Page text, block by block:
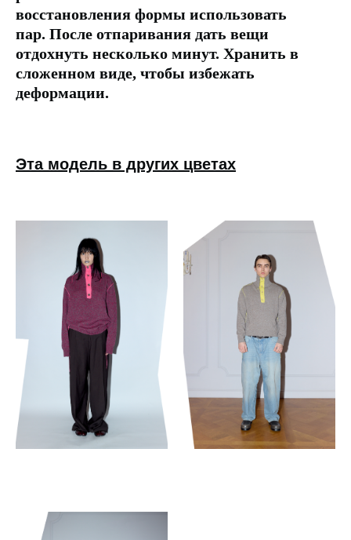
восстановления формы использовать
пар. После отпаривания дать вещи
отдохнуть несколько минут. Хранить в
сложенном виде, чтобы избежать
деформации.
Эта модель в других цветах